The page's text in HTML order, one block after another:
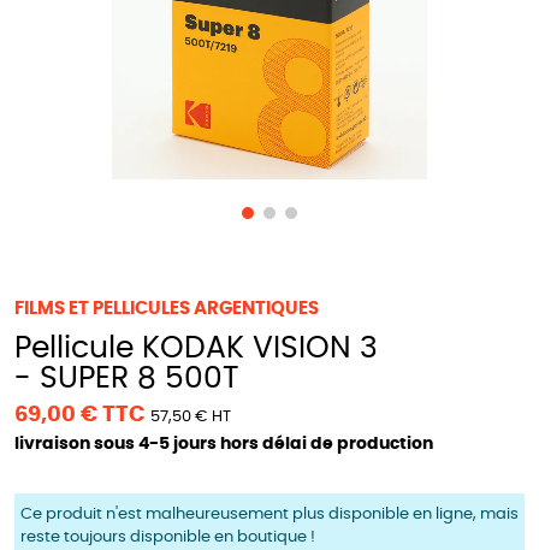
FILMS ET PELLICULES ARGENTIQUES
Pellicule KODAK VISION 3
- SUPER 8 500T
69,00 € TTC 57,50 € HT
livraison sous 4-5 jours hors délai de production
Ce produit n'est malheureusement plus disponible en ligne, mais
reste toujours disponible en boutique !